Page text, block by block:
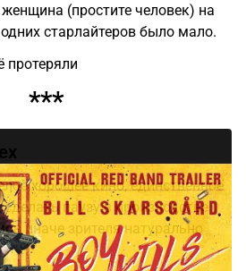
(простите человек) на
старлайтеров было мало.
протеряли
***
хорошее кино, единственное
паузу в производстве
иначе зрителя натурально